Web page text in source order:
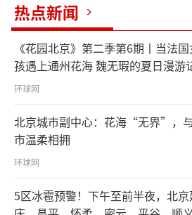
2016年至2025年6月，
工造林27.8万亩、治理沙
育森林41万亩。西藏全区
生态保护红线，共设立生态
民群众在生态建设中吃上
富路。
拍摄：唐宋（责任编辑：
热点新闻
《花园北京》第二季第6期丨当法国
孩遇上通州花海 魏无瑕的夏日漫游
环球网
北京城市副中心：花海“无界”，
市温柔相拥
环球网
5区冰雹预警！下午至前半夜，北